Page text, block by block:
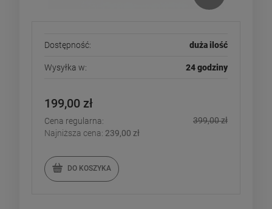
Dostępność: duża ilość
Wysyłka w: 24 godziny
199,00 zł
Cena regularna:
399,00 zł
Najniższa cena: 239,00 zł
DO KOSZYKA